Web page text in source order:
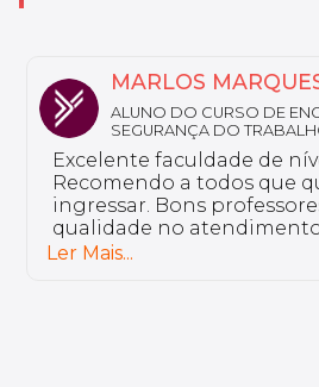
NATHALY
ALUNA DO CURSO DE
Sou aluno da Unyleya da
em Saúde do Idoso e
tenho nada a reclamar, a
excelente e tem
preparados.
Ler Mais...